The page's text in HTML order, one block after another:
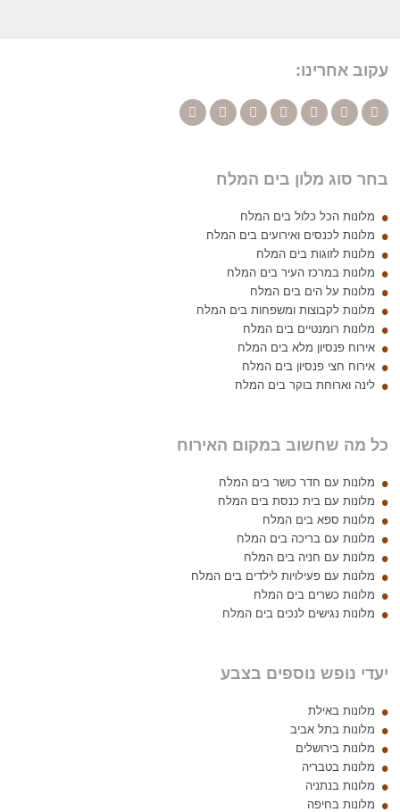
עקוב אחרינו:
בחר סוג מלון בים המלח
מלונות הכל כלול בים המלח
מלונות לכנסים ואירועים בים המלח
מלונות לזוגות בים המלח
מלונות במרכז העיר בים המלח
מלונות על הים בים המלח
מלונות לקבוצות ומשפחות בים המלח
מלונות רומנטיים בים המלח
אירוח פנסיון מלא בים המלח
אירוח חצי פנסיון בים המלח
לינה וארוחת בוקר בים המלח
כל מה שחשוב במקום האירוח
מלונות עם חדר כושר בים המלח
מלונות עם בית כנסת בים המלח
מלונות ספא בים המלח
מלונות עם בריכה בים המלח
מלונות עם חניה בים המלח
מלונות עם פעילויות לילדים בים המלח
מלונות כשרים בים המלח
מלונות נגישים לנכים בים המלח
יעדי נופש נוספים בצבע
מלונות באילת
מלונות בתל אביב
מלונות בירושלים
מלונות בטבריה
מלונות בנתניה
מלונות בחיפה